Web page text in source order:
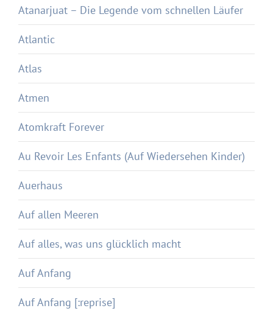
Atanarjuat – Die Legende vom schnellen Läufer
Atlantic
Atlas
Atmen
Atomkraft Forever
Au Revoir Les Enfants (Auf Wiedersehen Kinder)
Auerhaus
Auf allen Meeren
Auf alles, was uns glücklich macht
Auf Anfang
Auf Anfang [:reprise]